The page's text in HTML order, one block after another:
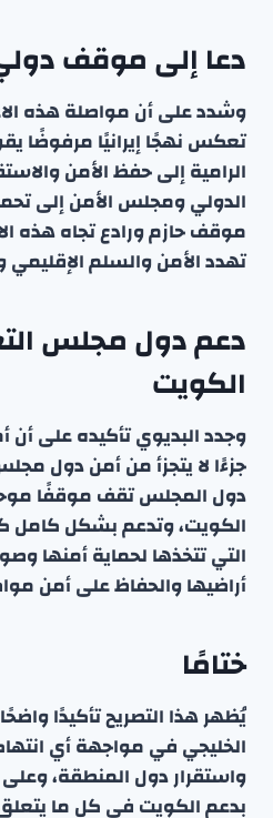
دعا إلى موقف
وشدد على أن مواصلة هذه
تعكس نهجًا إيرانيًا مرفوضًا
الرامية إلى حفظ الأمن
الدولي ومجلس الأمن إلى
موقف حازم ورادع تجاه هذه
تهدد الأمن والسلم الإقليمي
دعم دول مجلس
الكويت
وجدد البديوي تأكيده على
جزءًا لا يتجزأ من أمن دول
دول المجلس تقف موقفًا
الكويت، وتدعم بشكل كامل
التي تتخذها لحماية أمنها
أراضيها والحفاظ على أمن
ختامًا
يُظهر هذا التصريح تأكيدًا
الخليجي في مواجهة أي
واستقرار دول المنطقة،
بدعم الكويت في كل ما